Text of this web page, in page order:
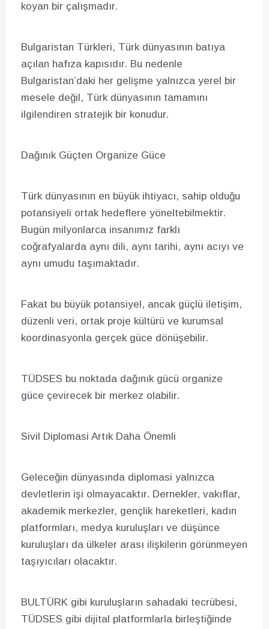
koyan bir çalışmadır.
Bulgaristan Türkleri, Türk dünyasının batıya
açılan hafıza kapısıdır. Bu nedenle
Bulgaristan’daki her gelişme yalnızca yerel bir
mesele değil, Türk dünyasının tamamını
ilgilendiren stratejik bir konudur.
Dağınık Güçten Organize Güce
Türk dünyasının en büyük ihtiyacı, sahip olduğu
potansiyeli ortak hedeflere yöneltebilmektir.
Bugün milyonlarca insanımız farklı
coğrafyalarda aynı dili, aynı tarihi, aynı acıyı ve
aynı umudu taşımaktadır.
Fakat bu büyük potansiyel, ancak güçlü iletişim,
düzenli veri, ortak proje kültürü ve kurumsal
koordinasyonla gerçek güce dönüşebilir.
TÜDSES bu noktada dağınık gücü organize
güce çevirecek bir merkez olabilir.
Sivil Diplomasi Artık Daha Önemli
Geleceğin dünyasında diplomasi yalnızca
devletlerin işi olmayacaktır. Dernekler, vakıflar,
akademik merkezler, gençlik hareketleri, kadın
platformları, medya kuruluşları ve düşünce
kuruluşları da ülkeler arası ilişkilerin görünmeyen
taşıyıcıları olacaktır.
BULTÜRK gibi kuruluşların sahadaki tecrübesi,
TÜDSES gibi dijital platformlarla birleştiğinde